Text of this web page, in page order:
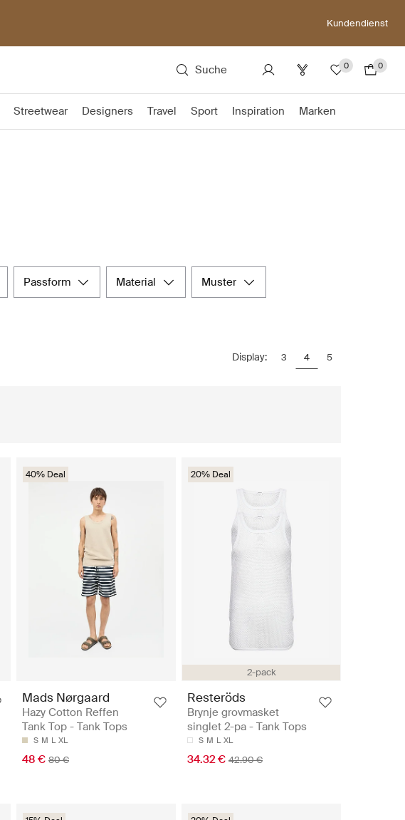
Kundendienst
Suche 0 0
Streetwear Designers Travel Sport Inspiration Marken
passform material muster
Display: 3 4 5
40% Deal
Mads Nørgaard
Hazy Cotton Reffen
Tank Top - Tank Tops
S M L XL
48 € 80 €
2-pack
20% Deal
Resteröds
Brynje grovmasket
singlet 2-pa - Tank Tops
S M L XL
34.32 € 42.90 €